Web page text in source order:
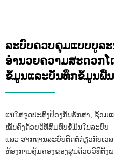
ລະບົບຄວບຄຸມແບບບູລະ
ອໍານວຍຄວາມສະດວກໂ
ຂໍ້ມູນແລະບັນທຶກຂໍ້ມູນພື້
ແນ່ໃສ່ຈຸດປະສົງປ້ອງກັນຮັກສາ, ຊ້ອມ
ໝັ້ນຄົງດ້ວຍວິທີສົມທົບຂໍ້ມິນໃນລະບົບ
ແລະ ຮາກຖານລະບົບຕິດຕໍ່ກ່ຽວກັບເວ
ຫ້ອງການຄຸ້ມຄອງຂອງສູນດ້ວຍວິທີຕັ້ງ